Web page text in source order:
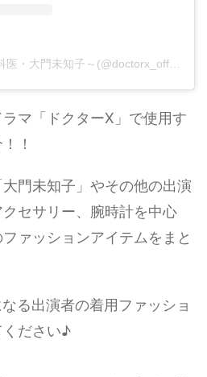
【公式】ドクターX ～外科医・大門未知子～(@doctorx_official)がシェアした投稿
マ「ドクターX」で使用す
！
門未知子」やその他の出演
セサリー、腕時計を中心
ァッションアイテムをまと
る出演者の着用ファッショ
ください♪